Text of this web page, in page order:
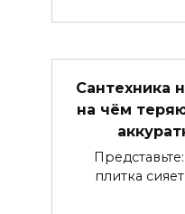
Сантехника
на чём
плитка